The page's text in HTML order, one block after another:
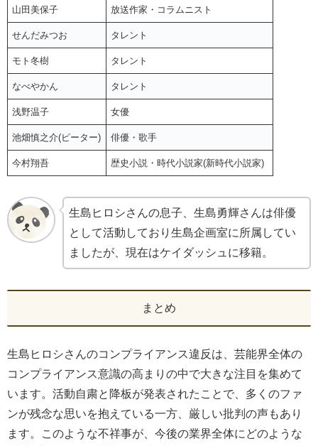
山田美保子 放送作家・コラムニスト
せんだみつお タレント
モト冬樹 タレント
なべやかん タレント
浅野温子 女優
池畑慎之介(ピーター) 俳優・歌手
今村翔吾 歴史小説・時代小説家(新時代小説家)
生島ヒロシさんの息子、生島勇輝さんは俳優
として活動しており生島企画室に所属してい
ましたが、現在はケイダッシュに移籍。
まとめ
生島ヒロシさんのコンプライアンス違反は、芸能界全体の
コンプライアンス意識の高まりの中で大きな注目を集めて
います。活動自粛と降板が発表されたことで、多くのファ
ンが残念な思いを抱えている一方、厳しい批判の声もあり
ます。このような不祥事が、今後の業界全体にどのような